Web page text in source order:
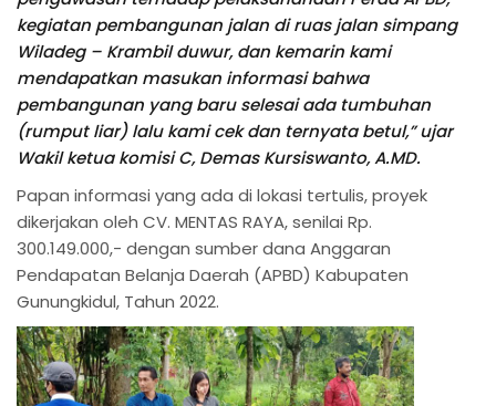
kegiatan pembangunan jalan di ruas jalan simpang
Wiladeg – Krambil duwur, dan kemarin kami
mendapatkan masukan informasi bahwa
pembangunan yang baru selesai ada tumbuhan
(rumput liar) lalu kami cek dan ternyata betul,” ujar
Wakil ketua komisi C, Demas Kursiswanto, A.MD.
Papan informasi yang ada di lokasi tertulis, proyek
dikerjakan oleh CV. MENTAS RAYA, senilai Rp.
300.149.000,- dengan sumber dana Anggaran
Pendapatan Belanja Daerah (APBD) Kabupaten
Gunungkidul, Tahun 2022.